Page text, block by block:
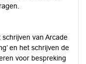
van Arcade
en het schrijven de
voor bespreking